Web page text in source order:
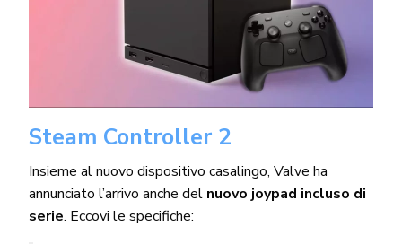
Steam Controller 2
Insieme al nuovo dispositivo casalingo, Valve ha
annunciato l’arrivo anche del nuovo joypad incluso di
serie. Eccovi le specifiche: